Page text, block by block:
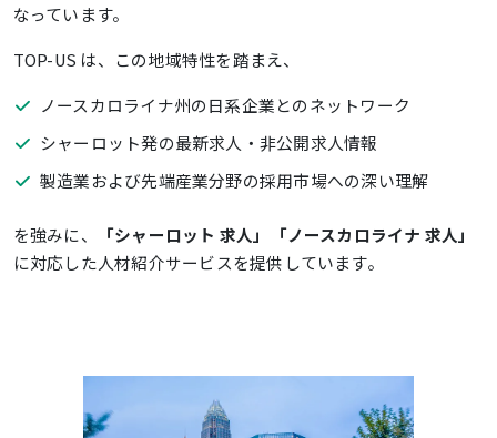
なっています。
TOP-US は、この地域特性を踏まえ、
ノースカロライナ州の日系企業とのネットワーク
シャーロット発の最新求人・非公開求人情報
製造業および先端産業分野の採用市場への深い理解
を強みに、
「シャーロット 求人」「ノースカロライナ 求人」
に対応した人材紹介サービスを提供しています。